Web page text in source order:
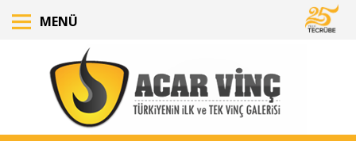
MENÜ